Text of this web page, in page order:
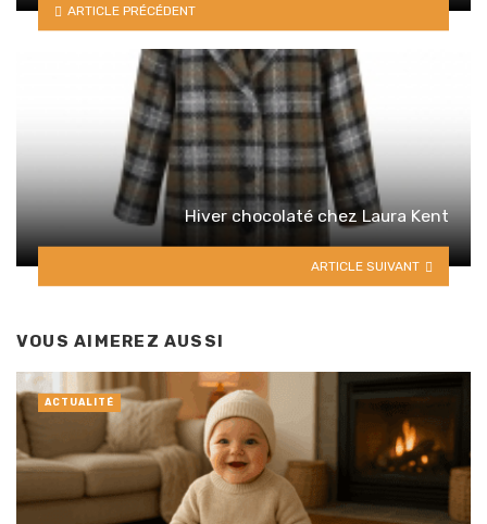
ARTICLE PRÉCÉDENT
Hiver chocolaté chez Laura Kent
ARTICLE SUIVANT
VOUS AIMEREZ AUSSI
ACTUALITÉ